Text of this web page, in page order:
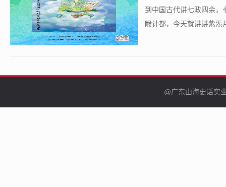
到中国古代讲七政四余，
睺计都，今天就讲讲紫
@广东山海史话实